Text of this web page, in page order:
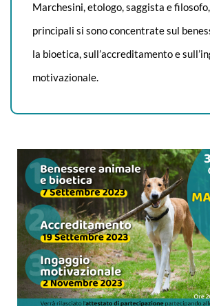
Marchesini, etologo, saggista e
principali si sono concentrate sul
la bioetica, sull’accreditamento e
motivazionale.